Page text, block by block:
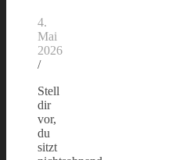
4.
Mai
2026
/
Stell
dir
vor,
du
sitzt